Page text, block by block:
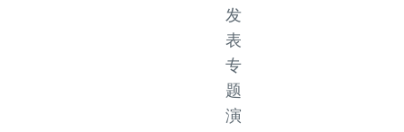
发
表
专
题
演